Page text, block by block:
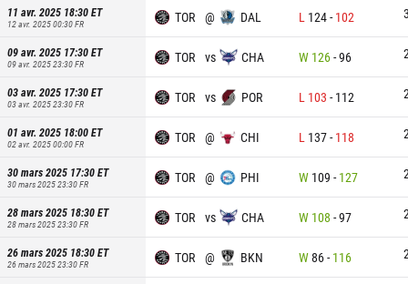
11 avr. 2025 18:30ET
12 avr. 2025 00:30FR TOR @ DAL L 124- 102
09 avr. 2025 17:30ET
09 avr. 2025 23:30FR TOR vs CHA W 126-96
03 avr. 2025 17:30ET
03 avr. 2025 23:30FR TOR vs POR L 103 - 112
01 avr. 2025 18:00ET
02 avr. 2025 00:00FR TOR @ CHI L 137- 118
30 mars 2025 17:30ET
30 mars 2025 23:30FR TOR @ PHI W 109 - 127
28 mars 2025 18:30ET
28 mars 2025 23:30FR TOR vs CHA W 108 -97
26 mars 2025 18:30ET
26 mars 2025 23:30FR TOR @ BKN W86- 116